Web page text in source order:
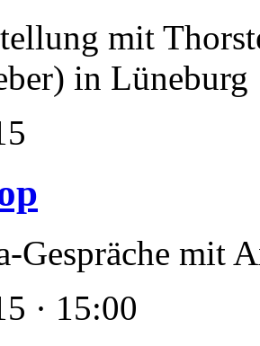
mit
in Lüneburg
Gespräche mit
· 15:00